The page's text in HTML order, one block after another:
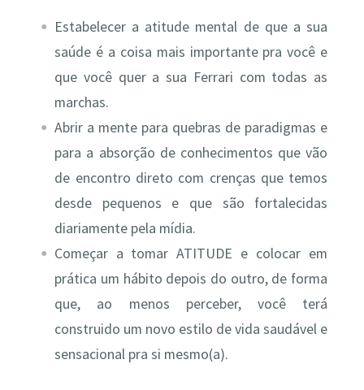
Estabelecer a atitude mental de que a sua
saúde é a coisa mais importante pra você e
que você quer a sua Ferrari com todas as
marchas.
Abrir a mente para quebras de paradigmas e
para a absorção de conhecimentos que vão
de encontro direto com crenças que temos
desde pequenos e que são fortalecidas
diariamente pela mídia.
Começar a tomar ATITUDE e colocar em
prática um hábito depois do outro, de forma
que, ao menos perceber, você terá
construido um novo estilo de vida saudável e
sensacional pra si mesmo(a).